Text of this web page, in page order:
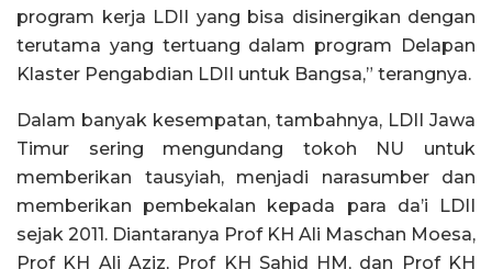
program kerja LDII yang bisa disinergikan dengan
terutama yang tertuang dalam program Delapan
Klaster Pengabdian LDII untuk Bangsa,” terangnya.
Dalam banyak kesempatan, tambahnya, LDII Jawa
Timur sering mengundang tokoh NU untuk
memberikan tausyiah, menjadi narasumber dan
memberikan pembekalan kepada para da’i LDII
sejak 2011. Diantaranya Prof KH Ali Maschan Moesa,
Prof KH Ali Aziz, Prof KH Sahid HM, dan Prof KH